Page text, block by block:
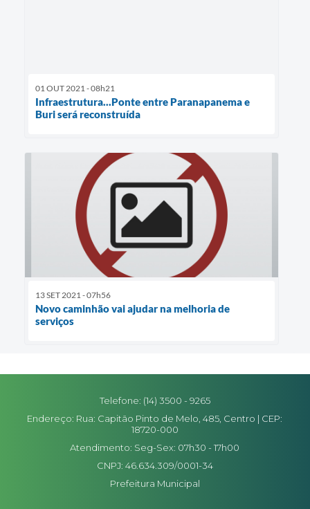
01 OUT 2021 - 08h21
Infraestrutura...Ponte entre Paranapanema e
Buri será reconstruída
13 SET 2021 - 07h56
Novo caminhão vai ajudar na melhoria de
serviços
Telefone: (14) 3500 - 9265
Endereço: Rua: Capitão Pinto de Melo, 485, Centro | CEP:
18720-000
Atendimento: Seg-Sex: 07h30 - 17h00
CNPJ: 46.634.309/0001-34
Prefeitura Municipal